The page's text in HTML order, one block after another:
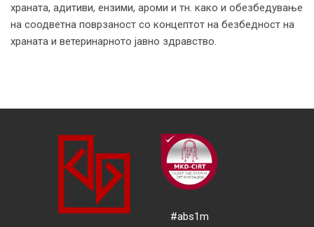
храната, адитиви, ензими, ароми и тн. како и обезбедување
на соодветна поврзаност со концептот на безбедност на
храната и ветеринарното јавно здравство.
#abs1m